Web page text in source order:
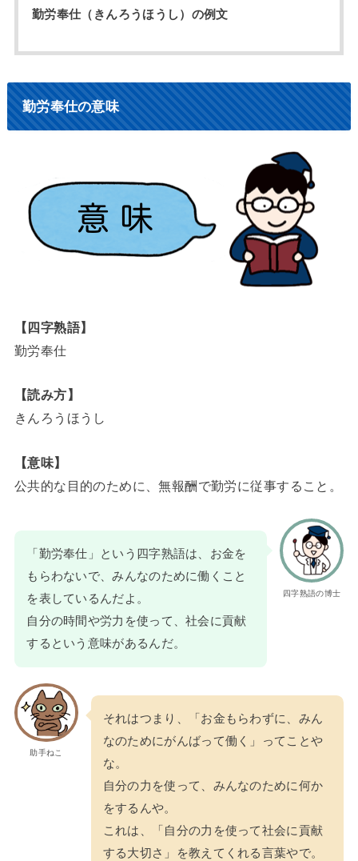
勤労奉仕（きんろうほうし）の例文
勤労奉仕の意味
【四字熟語】
勤労奉仕
【読み方】
きんろうほうし
【意味】
公共的な目的のために、無報酬で勤労に従事すること。
四字熟語の博士
「勤労奉仕」という四字熟語は、お金を
もらわないで、みんなのために働くこと
を表しているんだよ。
自分の時間や労力を使って、社会に貢献
するという意味があるんだ。
助手ねこ
それはつまり、「お金もらわずに、みん
なのためにがんばって働く」ってことや
な。
自分の力を使って、みんなのために何か
をするんや。
これは、「自分の力を使って社会に貢献
する大切さ」を教えてくれる言葉やで。